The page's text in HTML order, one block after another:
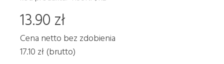
13.90 zł
Cena netto bez zdobienia
17.10 zł (brutto)